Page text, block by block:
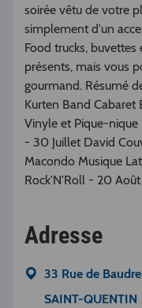
soirée vêtu de votre
simplement d'un
Food trucks,
présents, mais vous
gourmand. Résumé
Kurten Band Cabaret
Vinyle et Pique-nique
- 30 Juillet David
Macondo Musique
Rock'N'Roll - 20
Adresse
33 Rue de
SAINT-QUENTIN